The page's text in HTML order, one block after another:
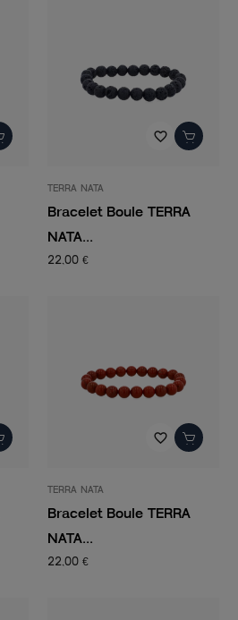
favorite_border
TERRA NATA
Bracelet Boule TERRA
NATA...
22,00 €
favorite_border
TERRA NATA
Bracelet Boule TERRA
NATA...
22,00 €